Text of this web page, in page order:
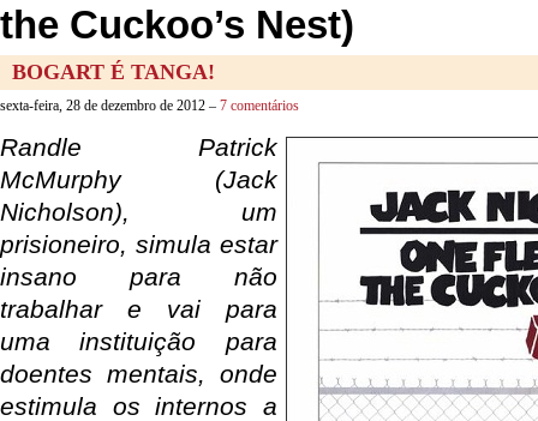
the Cuckoo’s Nest)
BOGART É TANGA!
sexta-feira, 28 de dezembro de 2012 – 7 comentários
Randle Patrick
McMurphy (Jack
Nicholson), um
prisioneiro, simula estar
insano para não
trabalhar e vai para
uma instituição para
doentes mentais, onde
estimula os internos a